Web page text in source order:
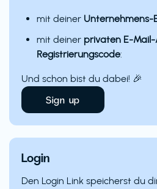
mit deiner Unternehmens-
mit deiner privaten E-Mail-
Registrierungscode:
Und schon bist du dabei! 🎉
Sign up
Login
Den Login Link speicherst du